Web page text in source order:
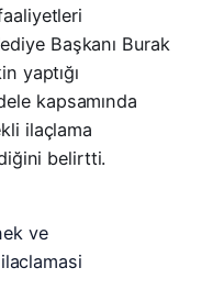
Başkanı Burak
yaptığı
kapsamında
ilaçlama
belirtti.